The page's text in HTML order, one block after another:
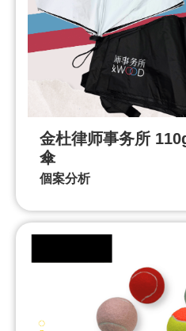
金杜律师事务所
傘
個案分析